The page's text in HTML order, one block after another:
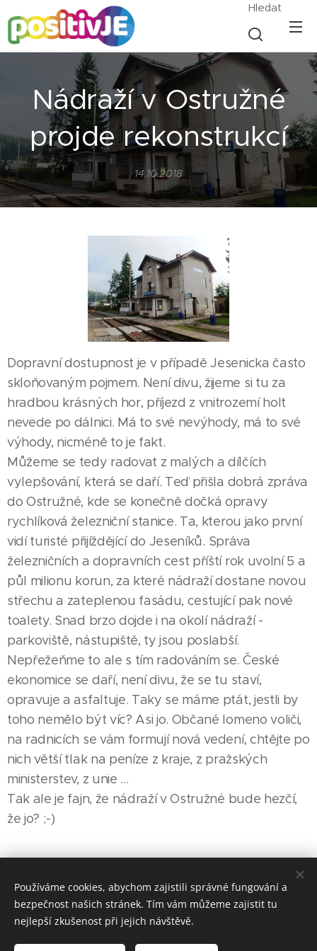
Hledat
Nádraží v Ostružné
projde rekonstrukcí
14.10.2018
Dopravní dostupnost je v případě Jesenicka často
skloňovaným pojmem. Není divu, žijeme si tu za
hradbou krásných hor, příjezd z vnitrozemí holt
nevede po dálnici. Má to své nevýhody, má to své
výhody, nicméně to je fakt.
Můžeme se tedy radovat z malých a dílčích
vylepšování, která se daří. Teď přišla dobrá zpráva
do Ostružné, kde se konečně dočká opravy
rychlíková železniční stanice. Ta, kterou jako první
vidí turisté přijíždějící do Jeseníků. Správa
železničních a dopravních cest příští rok uvolní 5 a
půl milionu korun, za které nádraží dostane novou
střechu a zateplenou fasádu, cestující pak nové
toalety. Snad brzo dojde i na okolí nádraží -
parkoviště, nástupiště, ty jsou poslabší.
Nepřežeňme to ale s tím radováním se. České
ekonomice se daří, není divu, že se tu staví,
opravuje a asfaltuje. Taky se máme ptát, jestli by
toho nemělo být víc? Asi jo. Občané lomeno voliči,
na radnicích se vám formují nová vedení, chtějte po
nich větší tlak na peníze z kraje, z pražských
ministerstev, z unie ...
Tak ale je fajn, že nádraží v Ostružné bude hezčí,
že jo? ;-)
Made in Jesenicko © 2026 positivJE. Všechna práva vyhrazena.
Používáme cookies, abychom zajistili správné fungování a
bezpečnost našich stránek. Tím vám můžeme zajistit tu
nejlepší zkušenost při jejich návštěvě.